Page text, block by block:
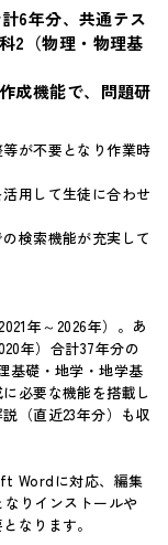
6年分、共通テス
2（物理・物理基
成機能で、問題研
が不要となり作業時
用して生徒に合わせ
検索機能が充実して
年～2026年）。あ
年）合計37年分の
基礎・地学・地学基
必要な機能を搭載し
（直近23年分）も収
Wordに対応、編集
りインストールや
なります。